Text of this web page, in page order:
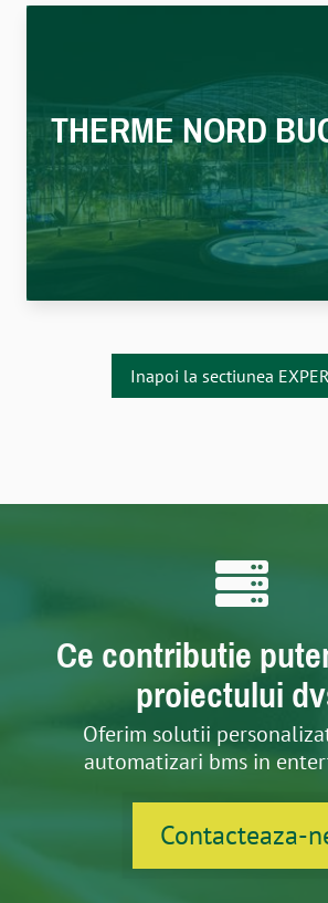
THERME NORD
Inapoi la sectiunea
Ce contributie
proiectului
Oferim solutii
automatizari bms in
Contacteaza-